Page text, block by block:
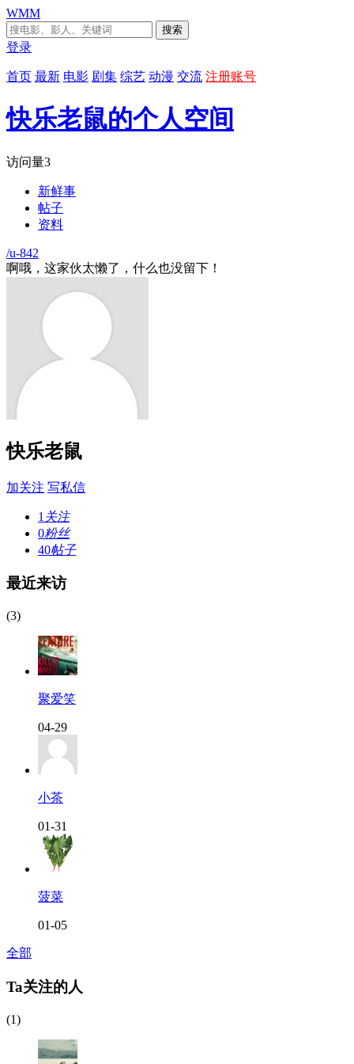
WMM
搜索
登录
首页 最新 电影 剧集 综艺 动漫 交流 注册账号
快乐老鼠的个人空间
访问量3
新鲜事
帖子
资料
/u-842
啊哦，这家伙太懒了，什么也没留下！
快乐老鼠
加关注 写私信
1 关注
0粉丝
40帖子
最近来访
(3)
聚爱笑
04-29
小茶
01-31
菠菜
01-05
全部
Ta关注的人
(1)